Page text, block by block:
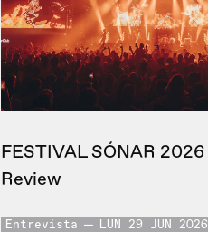
FESTIVAL SÓNAR 2026
Review
Entrevista LUN 29 JUN 2026